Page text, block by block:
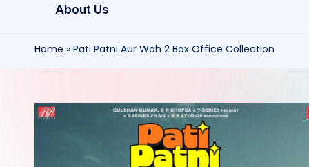
About Us
Home » Pati Patni Aur Woh 2 Box Office Collection